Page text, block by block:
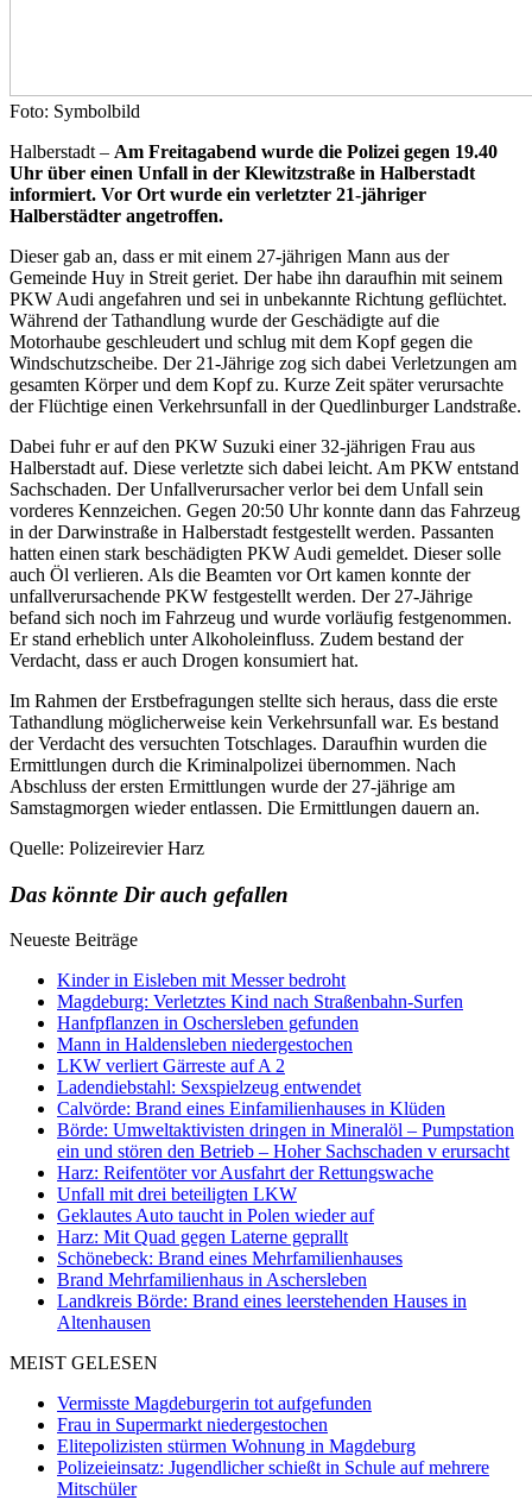
Foto: Symbolbild
Halberstadt – Am Freitagabend wurde die Polizei gegen 19.40
Uhr über einen Unfall in der Klewitzstraße in Halberstadt
informiert. Vor Ort wurde ein verletzter 21-jähriger
Halberstädter angetroffen.
Dieser gab an, dass er mit einem 27-jährigen Mann aus der
Gemeinde Huy in Streit geriet. Der habe ihn daraufhin mit seinem
PKW Audi angefahren und sei in unbekannte Richtung geflüchtet.
Während der Tathandlung wurde der Geschädigte auf die
Motorhaube geschleudert und schlug mit dem Kopf gegen die
Windschutzscheibe. Der 21-Jährige zog sich dabei Verletzungen am
gesamten Körper und dem Kopf zu. Kurze Zeit später verursachte
der Flüchtige einen Verkehrsunfall in der Quedlinburger Landstraße.
Dabei fuhr er auf den PKW Suzuki einer 32-jährigen Frau aus
Halberstadt auf. Diese verletzte sich dabei leicht. Am PKW entstand
Sachschaden. Der Unfallverursacher verlor bei dem Unfall sein
vorderes Kennzeichen. Gegen 20:50 Uhr konnte dann das Fahrzeug
in der Darwinstraße in Halberstadt festgestellt werden. Passanten
hatten einen stark beschädigten PKW Audi gemeldet. Dieser solle
auch Öl verlieren. Als die Beamten vor Ort kamen konnte der
unfallverursachende PKW festgestellt werden. Der 27-Jährige
befand sich noch im Fahrzeug und wurde vorläufig festgenommen.
Er stand erheblich unter Alkoholeinfluss. Zudem bestand der
Verdacht, dass er auch Drogen konsumiert hat.
Im Rahmen der Erstbefragungen stellte sich heraus, dass die erste
Tathandlung möglicherweise kein Verkehrsunfall war. Es bestand
der Verdacht des versuchten Totschlages. Daraufhin wurden die
Ermittlungen durch die Kriminalpolizei übernommen. Nach
Abschluss der ersten Ermittlungen wurde der 27-jährige am
Samstagmorgen wieder entlassen. Die Ermittlungen dauern an.
Quelle: Polizeirevier Harz
Das könnte Dir auch gefallen
Neueste Beiträge
Kinder in Eisleben mit Messer bedroht
Magdeburg: Verletztes Kind nach Straßenbahn-Surfen
Hanfpflanzen in Oschersleben gefunden
Mann in Haldensleben niedergestochen
LKW verliert Gärreste auf A 2
Ladendiebstahl: Sexspielzeug entwendet
Calvörde: Brand eines Einfamilienhauses in Klüden
Börde: Umweltaktivisten dringen in Mineralöl – Pumpstation
ein und stören den Betrieb – Hoher Sachschaden v erursacht
Harz: Reifentöter vor Ausfahrt der Rettungswache
Unfall mit drei beteiligten LKW
Geklautes Auto taucht in Polen wieder auf
Harz: Mit Quad gegen Laterne geprallt
Schönebeck: Brand eines Mehrfamilienhauses
Brand Mehrfamilienhaus in Aschersleben
Landkreis Börde: Brand eines leerstehenden Hauses in
Altenhausen
MEIST GELESEN
Vermisste Magdeburgerin tot aufgefunden
Frau in Supermarkt niedergestochen
Elitepolizisten stürmen Wohnung in Magdeburg
Polizeieinsatz: Jugendlicher schießt in Schule auf mehrere
Mitschüler